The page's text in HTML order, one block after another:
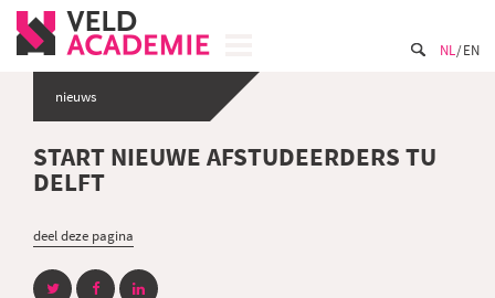
NL EN
nieuws
START NIEUWE AFSTUDEERDERS TU
DELFT
deel deze pagina